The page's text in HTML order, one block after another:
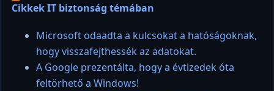
Cikkek IT biztonság témában
Microsoft odaadta a kulcsokat a hatóságoknak,
hogy visszafejthessék az adatokat.
A Google prezentálta, hogy a évtizedek óta
feltörhető a Windows!